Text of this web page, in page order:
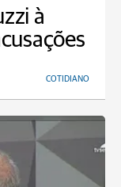
à
COTIDIANO